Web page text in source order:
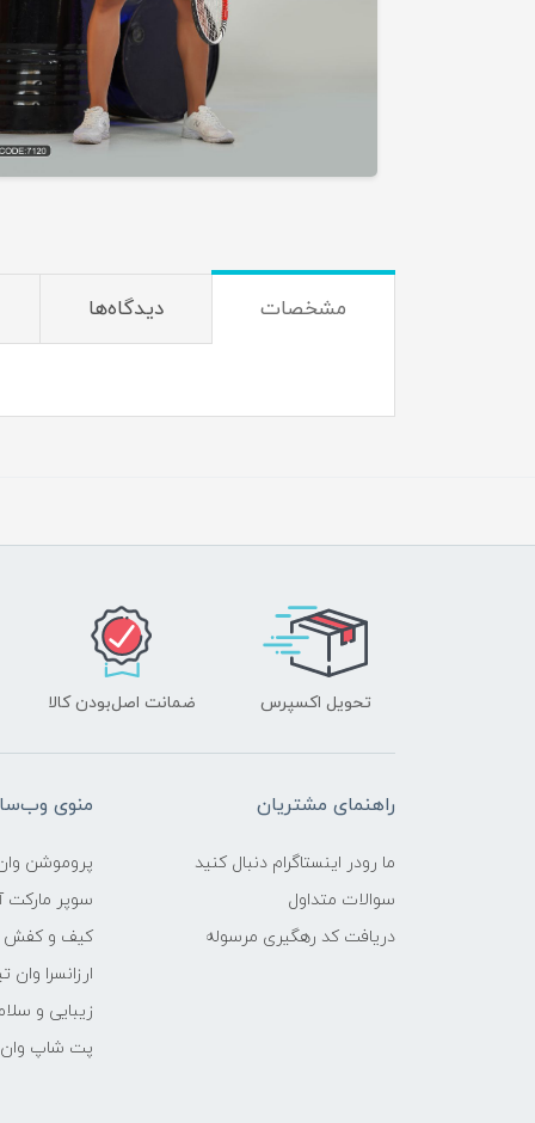
مشخصات دیدگاه‌ها
تحویل اکسپرس ضمانت اصل‌بودن کالا
راهنمای مشتریان
ما رودر اینستاگرام دنبال کنید
سوالات متداول
دریافت کد رهگیری مرسوله
منوی
پروموشن
سوپر مارکت
کیف و کفش
ارزانسرا وان
زیبایی و
پت شاپ وان